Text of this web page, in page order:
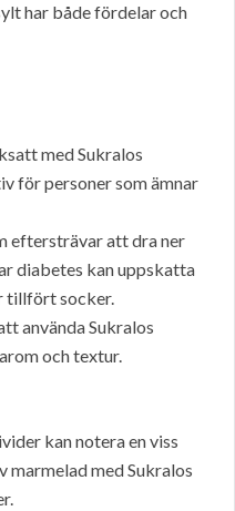
har både fördelar och
med Sukralos
för personer som ämnar
eftersträvar att dra ner
diabetes kan uppskatta
tillfört socker.
använda Sukralos
och textur.
kan notera en viss
marmelad med Sukralos